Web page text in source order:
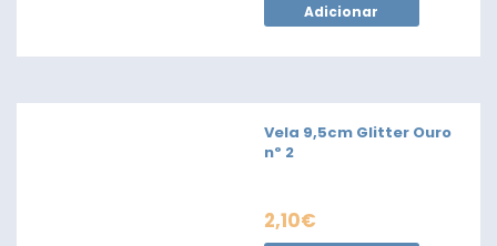
Adicionar
Vela 9,5cm Glitter Ouro
nº 2
2,10€